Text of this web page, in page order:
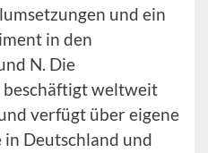
und ein
in den
N. Die
beschäftigt weltweit
verfügt über eigene
Deutschland und